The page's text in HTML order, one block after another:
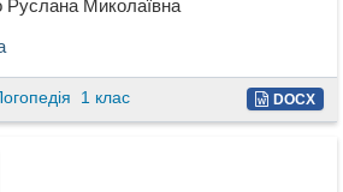
Руслана Миколаївна
1 клас DOCX